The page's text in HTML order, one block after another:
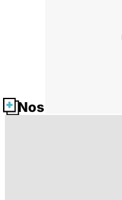
Nos fiches santé